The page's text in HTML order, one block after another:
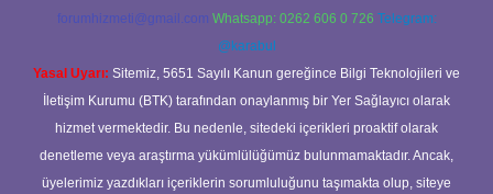
forumhizmeti@gmail.com Whatsapp: 0262 606 0 726 Telegram:
@karabul
Yasal Uyarı: Sitemiz, 5651 Sayılı Kanun gereğince Bilgi Teknolojileri ve
İletişim Kurumu (BTK) tarafından onaylanmış bir Yer Sağlayıcı olarak
hizmet vermektedir. Bu nedenle, sitedeki içerikleri proaktif olarak
denetleme veya araştırma yükümlülüğümüz bulunmamaktadır. Ancak,
üyelerimiz yazdıkları içeriklerin sorumluluğunu taşımakta olup, siteye